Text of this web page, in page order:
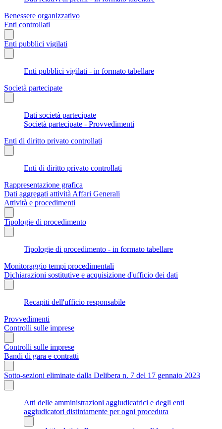
Benessere organizzativo
Enti controllati
Enti pubblici vigilati
Enti pubblici vigilati - in formato tabellare
Società partecipate
Dati società partecipate
Società partecipate - Provvedimenti
Enti di diritto privato controllati
Enti di diritto privato controllati
Rappresentazione grafica
Dati aggregati attività Affari Generali
Attività e procedimenti
Tipologie di procedimento
Tipologie di procedimento - in formato tabellare
Monitoraggio tempi procedimentali
Dichiarazioni sostitutive e acquisizione d'ufficio dei dati
Recapiti dell'ufficio responsabile
Provvedimenti
Controlli sulle imprese
Controlli sulle imprese
Bandi di gara e contratti
Sotto-sezioni eliminate dalla Delibera n. 7 del 17 gennaio 2023
Atti delle amministrazioni aggiudicatrici e degli enti
aggiudicatori distintamente per ogni procedura